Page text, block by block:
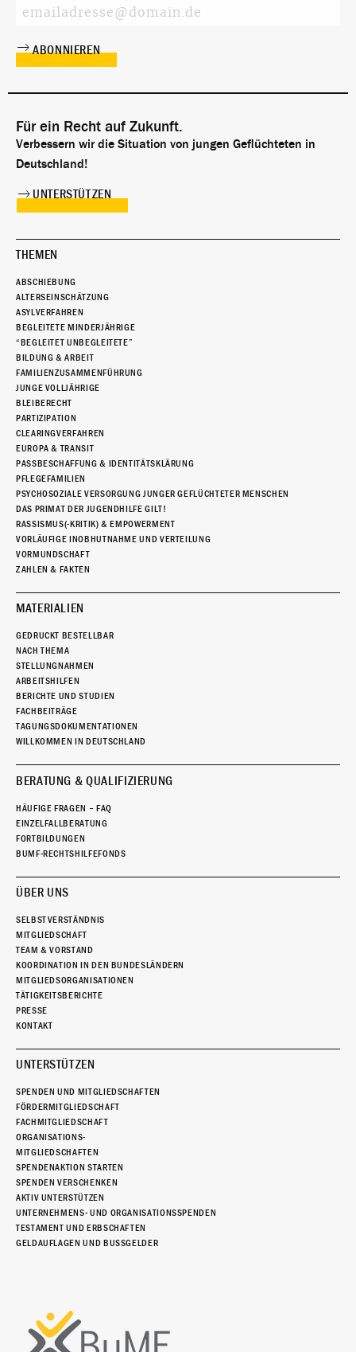
Für ein Recht auf Zukunft.
Verbessern wir die Situation von jungen Geflüchteten in
Deutschland!
UNTERSTÜTZEN
THEMEN
ABSCHIEBUNG
ALTERSEINSCHÄTZUNG
ASYLVERFAHREN
BEGLEITETE MINDERJÄHRIGE
“BEGLEITET UNBEGLEITETE”
BILDUNG & ARBEIT
FAMILIENZUSAMMENFÜHRUNG
JUNGE VOLLJÄHRIGE
BLEIBERECHT
PARTIZIPATION
CLEARINGVERFAHREN
EUROPA & TRANSIT
PASSBESCHAFFUNG & IDENTITÄTSKLÄRUNG
PFLEGEFAMILIEN
PSYCHOSOZIALE VERSORGUNG JUNGER GEFLÜCHTETER MENSCHEN
DAS PRIMAT DER JUGENDHILFE GILT!
RASSISMUS(-KRITIK) & EMPOWERMENT
VORLÄUFIGE INOBHUTNAHME UND VERTEILUNG
VORMUNDSCHAFT
ZAHLEN & FAKTEN
MATERIALIEN
GEDRUCKT BESTELLBAR
NACH THEMA
STELLUNGNAHMEN
ARBEITSHILFEN
BERICHTE UND STUDIEN
FACHBEITRÄGE
TAGUNGSDOKUMENTATIONEN
WILLKOMMEN IN DEUTSCHLAND
BERATUNG & QUALIFIZIERUNG
HÄUFIGE FRAGEN – FAQ
EINZELFALLBERATUNG
FORTBILDUNGEN
BUMF-RECHTSHILFEFONDS
ÜBER UNS
SELBSTVERSTÄNDNIS
MITGLIEDSCHAFT
TEAM & VORSTAND
KOORDINATION IN DEN BUNDESLÄNDERN
MITGLIEDSORGANISATIONEN
TÄTIGKEITSBERICHTE
PRESSE
KONTAKT
UNTERSTÜTZEN
SPENDEN UND MITGLIEDSCHAFTEN
FÖRDERMITGLIEDSCHAFT
FACHMITGLIEDSCHAFT
ORGANISATIONS-
MITGLIEDSCHAFTEN
SPENDENAKTION STARTEN
SPENDEN VERSCHENKEN
AKTIV UNTERSTÜTZEN
UNTERNEHMENS- UND ORGANISATIONSSPENDEN
TESTAMENT UND ERBSCHAFTEN
GELDAUFLAGEN UND BUSSGELDER